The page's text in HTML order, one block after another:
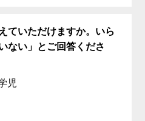
ていただけますか。いら
ない」とご回答くださ
児